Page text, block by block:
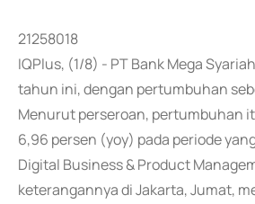
21258018
IQPlus, (1/8) - PT Bank Mega
tahun ini, dengan pertumbuhan
Menurut perseroan, pertumbuhan
6,96 persen (yoy) pada periode
Digital Business & Product
keterangannya di Jakarta, Jumat,